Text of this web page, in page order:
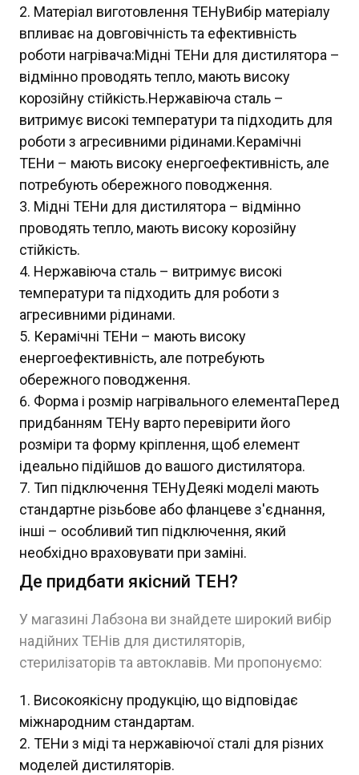
Матеріал виготовлення ТЕНуВибір матеріалу
впливає на довговічність та ефективність
роботи нагрівача:Мідні ТЕНи для дистилятора –
відмінно проводять тепло, мають високу
корозійну стійкість.Нержавіюча сталь –
витримує високі температури та підходить для
роботи з агресивними рідинами.Керамічні
ТЕНи – мають високу енергоефективність, але
потребують обережного поводження.
Мідні ТЕНи для дистилятора – відмінно
проводять тепло, мають високу корозійну
стійкість.
Нержавіюча сталь – витримує високі
температури та підходить для роботи з
агресивними рідинами.
Керамічні ТЕНи – мають високу
енергоефективність, але потребують
обережного поводження.
Форма і розмір нагрівального елементаПеред
придбанням ТЕНу варто перевірити його
розміри та форму кріплення, щоб елемент
ідеально підійшов до вашого дистилятора.
Тип підключення ТЕНуДеякі моделі мають
стандартне різьбове або фланцеве з'єднання,
інші – особливий тип підключення, який
необхідно враховувати при заміні.
Де придбати якісний ТЕН?
У магазині Лабзона ви знайдете широкий вибір
надійних ТЕНів для дистиляторів,
стерилізаторів та автоклавів. Ми пропонуємо:
Високоякісну продукцію, що відповідає
міжнародним стандартам.
ТЕНи з міді та нержавіючої сталі для різних
моделей дистиляторів.